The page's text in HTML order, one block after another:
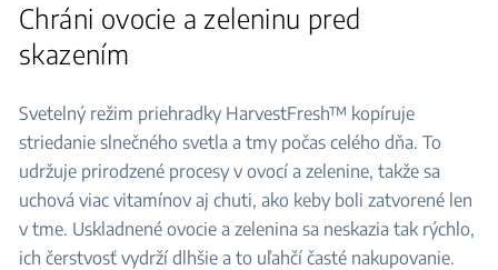
Chráni ovocie a zeleninu pred
skazením
Svetelný režim priehradky HarvestFresh™ kopíruje
striedanie slnečného svetla a tmy počas celého dňa. To
udržuje prirodzené procesy v ovocí a zelenine, takže sa
uchová viac vitamínov aj chuti, ako keby boli zatvorené len
v tme. Uskladnené ovocie a zelenina sa neskazia tak rýchlo,
ich čerstvosť vydrží dlhšie a to uľahčí časté nakupovanie.